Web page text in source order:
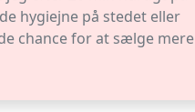
hygiejne på stedet eller
chance for at sælge mere